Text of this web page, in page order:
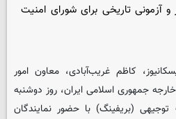
آزمونی تاریخی برای شورای امنیت
، کاظم غریب‌آبادی، معاون امور
جمهوری اسلامی ایران، روز دوشنبه
(بریفینگ) با حضور نمایندگان